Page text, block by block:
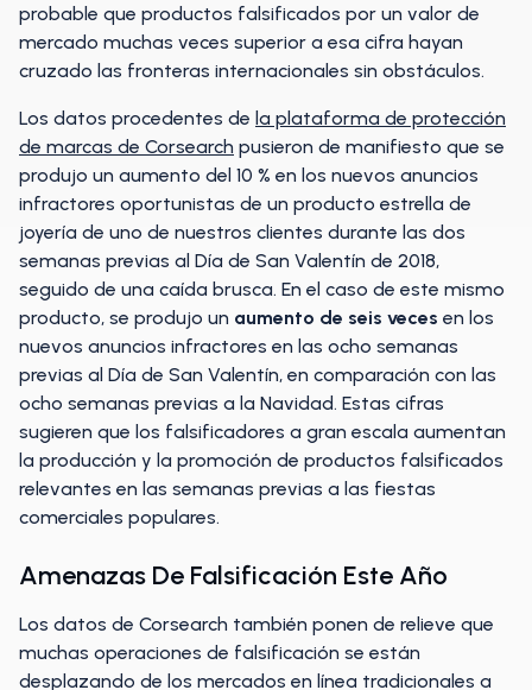
probable que productos falsificados por un valor de
mercado muchas veces superior a esa cifra hayan
cruzado las fronteras internacionales sin obstáculos.
Los datos procedentes de la plataforma de protección
de marcas de Corsearch pusieron de manifiesto que se
produjo un aumento del 10 % en los nuevos anuncios
infractores oportunistas de un producto estrella de
joyería de uno de nuestros clientes durante las dos
semanas previas al Día de San Valentín de 2018,
seguido de una caída brusca. En el caso de este mismo
producto, se produjo un aumento de seis veces en los
nuevos anuncios infractores en las ocho semanas
previas al Día de San Valentín, en comparación con las
ocho semanas previas a la Navidad. Estas cifras
sugieren que los falsificadores a gran escala aumentan
la producción y la promoción de productos falsificados
relevantes en las semanas previas a las fiestas
comerciales populares.
Amenazas De Falsificación Este Año
Los datos de Corsearch también ponen de relieve que
muchas operaciones de falsificación se están
desplazando de los mercados en línea tradicionales a